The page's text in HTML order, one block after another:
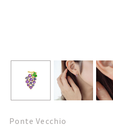
Ponte Vecchio